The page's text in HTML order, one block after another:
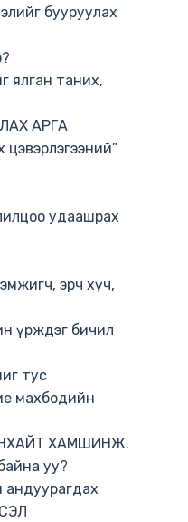
бууруулах
ялган таних,
АРГА
удаашрах
эрч хүч,
үрждэг бичил
тус
махбодийн
ХАМШИНЖ.
уу?
андуурагдах